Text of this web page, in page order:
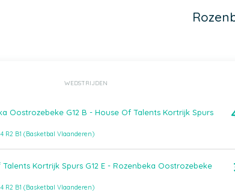
WEDSTRIJDEN
Oostrozebeke G12 B - House Of Talents Kortrijk Spurs
R2 B1 (Basketbal Vlaanderen)
Kortrijk Spurs G12 E - Rozenbeka Oostrozebeke
R2 B1 (Basketbal Vlaanderen)